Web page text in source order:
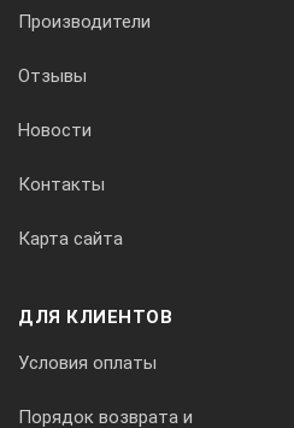
Измерительное напряжение,
500 ±50
>500 ±50
1000 ±100
Производители
Отзывы
Новости
Контакты
Карта сайта
ДЛЯ КЛИЕНТОВ
Условия оплаты
Порядок возврата и